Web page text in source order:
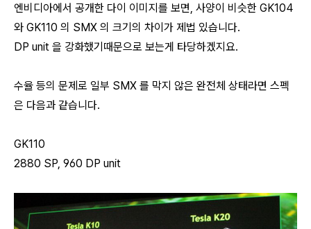
엔비디아에서 공개한 다이 이미지를 보면, 사양이 비슷한 GK104
와 GK110 의 SMX 의 크기의 차이가 제법 있습니다.
DP unit 을 강화했기때문으로 보는게 타당하겠지요.
수율 등의 문제로 일부 SMX 를 막지 않은 완전체 상태라면 스펙
은 다음과 같습니다.
GK110
2880 SP, 960 DP unit